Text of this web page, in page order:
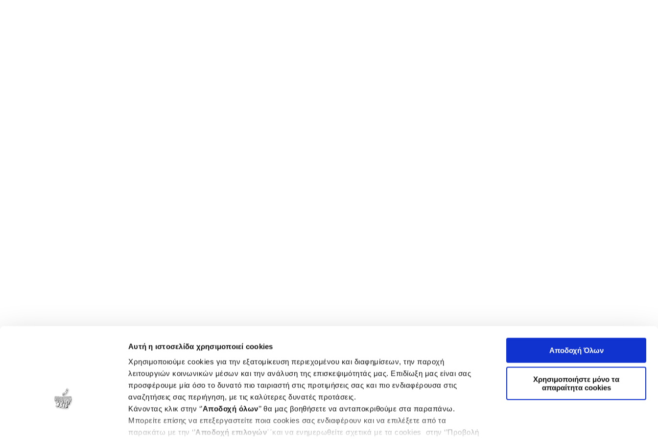
Αυτή η ιστοσελίδα χρησιμοποιεί cookies
Χρησιμοποιούμε cookies για την εξατομίκευση περιεχομένου και διαφημίσεων, την παροχή
λειτουργιών κοινωνικών μέσων και την ανάλυση της επισκεψιμότητάς μας. Επιδίωξη μας είναι σας
προσφέρουμε μία όσο το δυνατό πιο ταιριαστή στις προτιμήσεις σας και πιο ενδιαφέρουσα στις
αναζητήσεις σας περιήγηση, με τις καλύτερες δυνατές προτάσεις.
Κάνοντας κλικ στην ‘’Αποδοχή όλων’’ θα μας βοηθήσετε να ανταποκριθούμε στα παραπάνω.
Μπορείτε επίσης να επεξεργαστείτε ποια cookies σας ενδιαφέρουν και να επιλέξετε από τα
παρακάτω με την ‘’Αποδοχή επιλογών΄΄και να ενημερωθείτε σχετικά με τα cookies στην ‘’Προβολή
Αποδοχή Όλων
Χρησιμοποιήστε μόνο τα
απαραίτητα cookies